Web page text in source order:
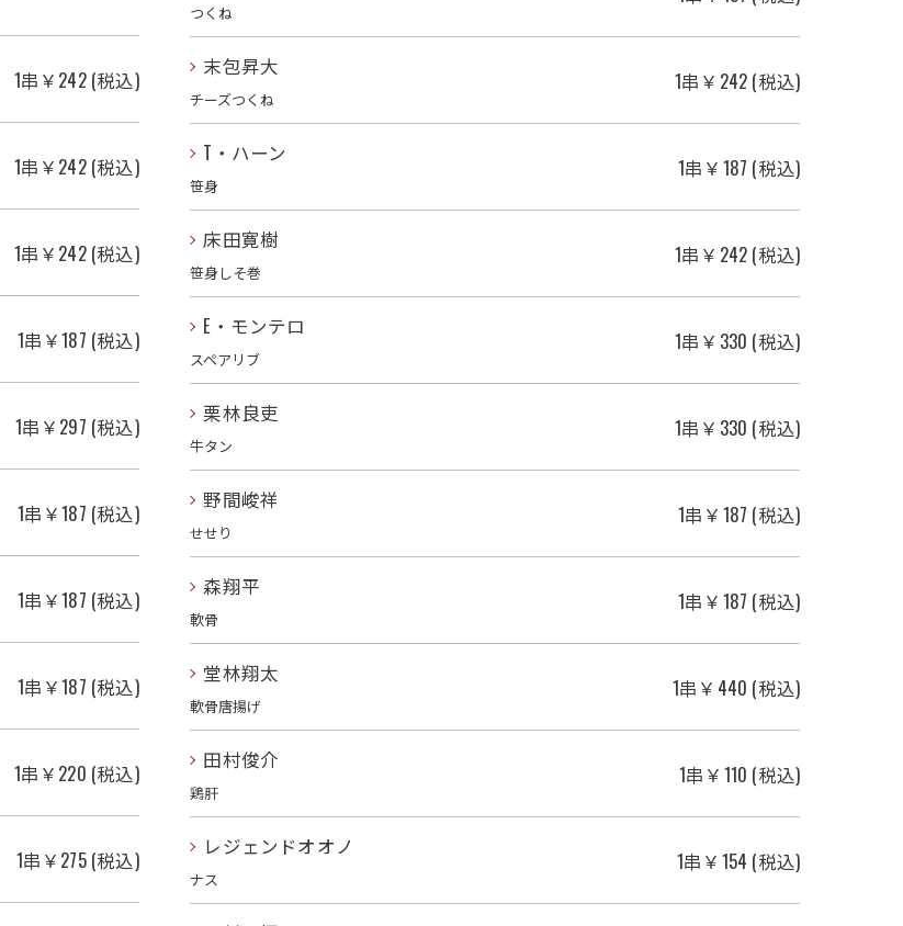
つくね
1串￥242 (税込) 末包昇大
チーズつくね
1串￥242 (税込)
1串￥242 (税込) T・ハーン
笹身
1串￥187 (税込)
1串￥242 (税込) 床田寛樹
笹身しそ巻
1串￥242 (税込)
1串￥187 (税込) E・モンテロ
スペアリブ
1串￥330 (税込)
1串￥297 (税込) 栗林良吏
牛タン
1串￥330 (税込)
1串￥187 (税込) 野間峻祥
せせり
1串￥187 (税込)
1串￥187 (税込) 森翔平
軟骨
1串￥187 (税込)
1串￥187 (税込) 堂林翔太
軟骨唐揚げ
1串￥440 (税込)
1串￥220 (税込) 田村俊介
鶏肝
1串￥110 (税込)
1串￥275 (税込) レジェンドオオノ
ナス
1串￥154 (税込)